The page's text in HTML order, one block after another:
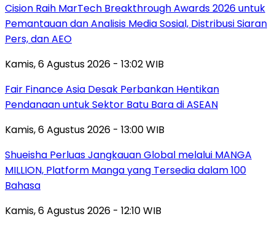
Cision Raih MarTech Breakthrough Awards 2026 untuk
Pemantauan dan Analisis Media Sosial, Distribusi Siaran
Pers, dan AEO
Kamis, 6 Agustus 2026 - 13:02 WIB
Fair Finance Asia Desak Perbankan Hentikan
Pendanaan untuk Sektor Batu Bara di ASEAN
Kamis, 6 Agustus 2026 - 13:00 WIB
Shueisha Perluas Jangkauan Global melalui MANGA
MILLION, Platform Manga yang Tersedia dalam 100
Bahasa
Kamis, 6 Agustus 2026 - 12:10 WIB